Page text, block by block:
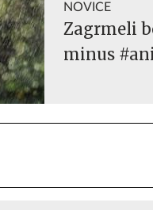
NOVICE
Zagrmeli
minus